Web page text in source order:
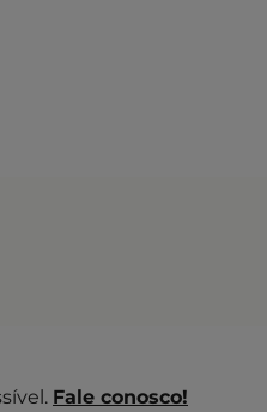
Fale conosco!